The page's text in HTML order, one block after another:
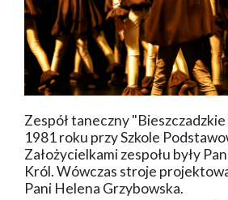
Zespół taneczny
1981 roku przy Szkole
Założycielkami zespołu były
Król. Wówczas stroje
Pani Helena Grzybowska.